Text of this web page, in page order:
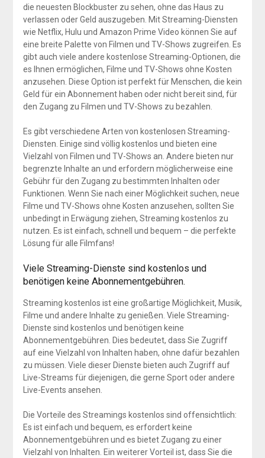
die neuesten Blockbuster zu sehen, ohne das Haus zu
verlassen oder Geld auszugeben. Mit Streaming-Diensten
wie Netflix, Hulu und Amazon Prime Video können Sie auf
eine breite Palette von Filmen und TV-Shows zugreifen. Es
gibt auch viele andere kostenlose Streaming-Optionen, die
es Ihnen ermöglichen, Filme und TV-Shows ohne Kosten
anzusehen. Diese Option ist perfekt für Menschen, die kein
Geld für ein Abonnement haben oder nicht bereit sind, für
den Zugang zu Filmen und TV-Shows zu bezahlen.
Es gibt verschiedene Arten von kostenlosen Streaming-
Diensten. Einige sind völlig kostenlos und bieten eine
Vielzahl von Filmen und TV-Shows an. Andere bieten nur
begrenzte Inhalte an und erfordern möglicherweise eine
Gebühr für den Zugang zu bestimmten Inhalten oder
Funktionen. Wenn Sie nach einer Möglichkeit suchen, neue
Filme und TV-Shows ohne Kosten anzusehen, sollten Sie
unbedingt in Erwägung ziehen, Streaming kostenlos zu
nutzen. Es ist einfach, schnell und bequem – die perfekte
Lösung für alle Filmfans!
Viele Streaming-Dienste sind kostenlos und
benötigen keine Abonnementgebühren.
Streaming kostenlos ist eine großartige Möglichkeit, Musik,
Filme und andere Inhalte zu genießen. Viele Streaming-
Dienste sind kostenlos und benötigen keine
Abonnementgebühren. Dies bedeutet, dass Sie Zugriff
auf eine Vielzahl von Inhalten haben, ohne dafür bezahlen
zu müssen. Viele dieser Dienste bieten auch Zugriff auf
Live-Streams für diejenigen, die gerne Sport oder andere
Live-Events ansehen.
Die Vorteile des Streamings kostenlos sind offensichtlich:
Es ist einfach und bequem, es erfordert keine
Abonnementgebühren und es bietet Zugang zu einer
Vielzahl von Inhalten. Ein weiterer Vorteil ist, dass Sie die